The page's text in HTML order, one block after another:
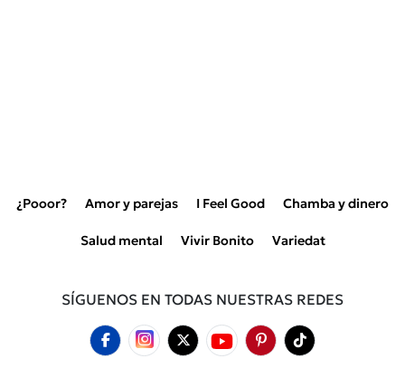
¿Pooor? Amor y parejas I Feel Good Chamba y dinero
Salud mental Vivir Bonito Variedat
SÍGUENOS EN TODAS NUESTRAS REDES